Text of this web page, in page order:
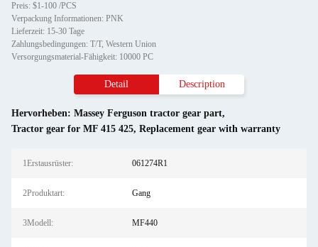
Preis: $1-100 /PCS
Verpackung Informationen: PNK
Lieferzeit: 15-30 Tage
Zahlungsbedingungen: T/T, Western Union
Versorgungsmaterial-Fähigkeit: 10000 PC
Detail Description
Hervorheben: Massey Ferguson tractor gear part,
Tractor gear for MF 415 425, Replacement gear with warranty
1Erstausrüster: 061274R1
2Produktart: Gang
3Modell: MF440